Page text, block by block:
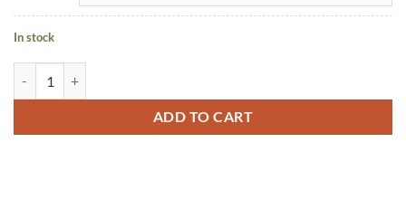
In stock
ADD TO CART